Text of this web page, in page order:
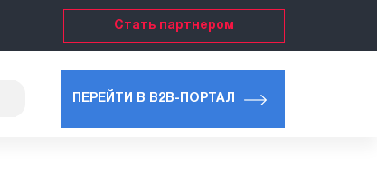
Стать партнером
ПЕРЕЙТИ В B2B-ПОРТАЛ